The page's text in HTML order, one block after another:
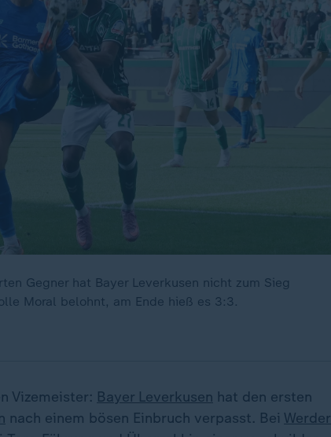
Gegner hat Bayer Leverkusen nicht zum Sieg
Moral belohnt, am Ende hieß es 3:3.
Vizemeister: Bayer Leverkusen hat den ersten
nach einem bösen Einbruch verpasst. Bei Werder